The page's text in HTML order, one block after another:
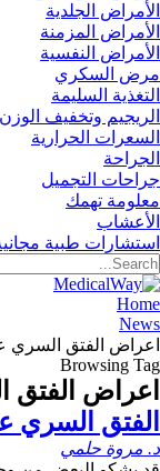
الأمراض الجلدية
الأمراض المزمنة
الأمراض النفسية
مرض السكري
التغذية السليمة
الريجيم وتخفيف الوزن
السعرات الحرارية
الجراحة
جراحات التجميل
معلومة تهمك
الأعشاب
استشارات طبية
Home
News
اعراض الفتق السري
Browsing Tag
اعراض الفتق
الفتق السري
د. مروة حلمي